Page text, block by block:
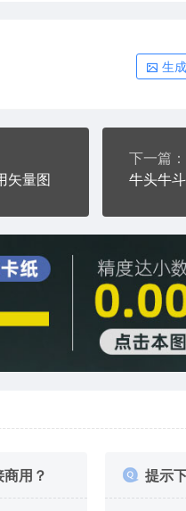
生
矢量图
下一篇：
牛头牛
用？ 提示